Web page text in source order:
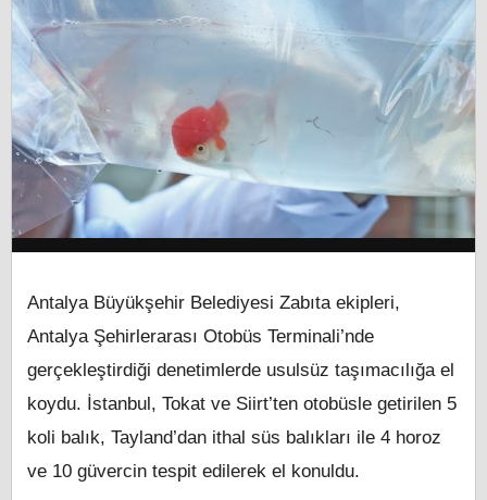
Antalya Büyükşehir Belediyesi Zabıta ekipleri,
Antalya Şehirlerarası Otobüs Terminali’nde
gerçekleştirdiği denetimlerde usulsüz taşımacılığa el
koydu. İstanbul, Tokat ve Siirt’ten otobüsle getirilen 5
koli balık, Tayland’dan ithal süs balıkları ile 4 horoz
ve 10 güvercin tespit edilerek el konuldu.